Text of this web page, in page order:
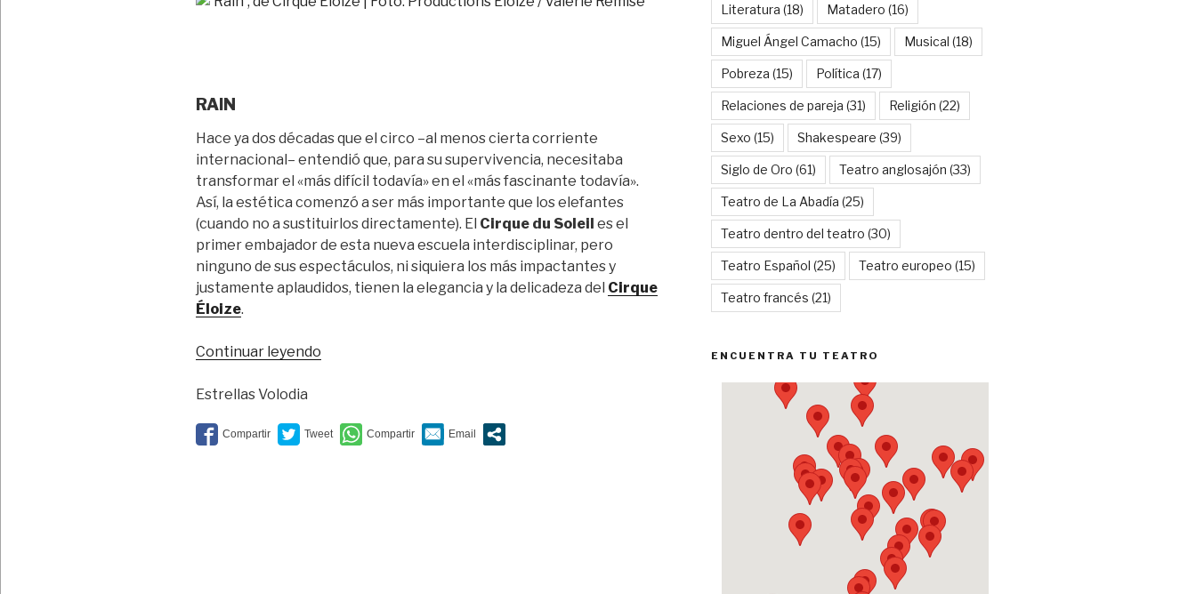
RAIN
Hace ya dos décadas que el circo –al menos cierta corriente
internacional– entendió que, para su supervivencia, necesitaba
transformar el «más difícil todavía» en el «más fascinante todavía».
Así, la estética comenzó a ser más importante que los elefantes
(cuando no a sustituirlos directamente). El Cirque du Soleil es el
primer embajador de esta nueva escuela interdisciplinar, pero
ninguno de sus espectáculos, ni siquiera los más impactantes y
justamente aplaudidos, tienen la elegancia y la delicadeza del Cirque
Éloize.
Continuar leyendo
Estrellas Volodia
Literatura (18) Matadero (16)
Miguel Ángel Camacho (15) Musical (18)
Pobreza (15) Política (17)
Relaciones de pareja (31) Religión (22)
Sexo (15) Shakespeare (39)
Siglo de Oro (61) Teatro anglosajón (33)
Teatro de La Abadía (25)
Teatro dentro del teatro (30)
Teatro Español (25) Teatro europeo (15)
Teatro francés (21)
ENCUENTRA TU TEATRO